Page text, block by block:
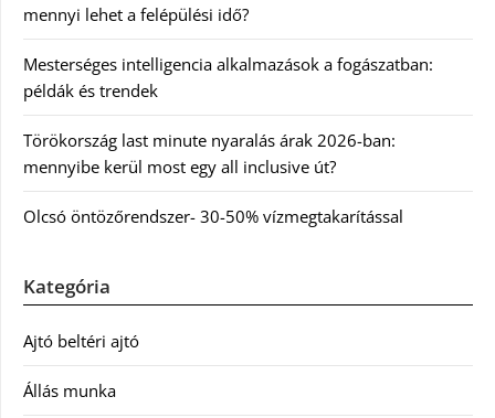
mennyi lehet a felépülési idő?
Mesterséges intelligencia alkalmazások a fogászatban:
példák és trendek
Törökország last minute nyaralás árak 2026-ban:
mennyibe kerül most egy all inclusive út?
Olcsó öntözőrendszer- 30-50% vízmegtakarítással
Kategória
Ajtó beltéri ajtó
Állás munka